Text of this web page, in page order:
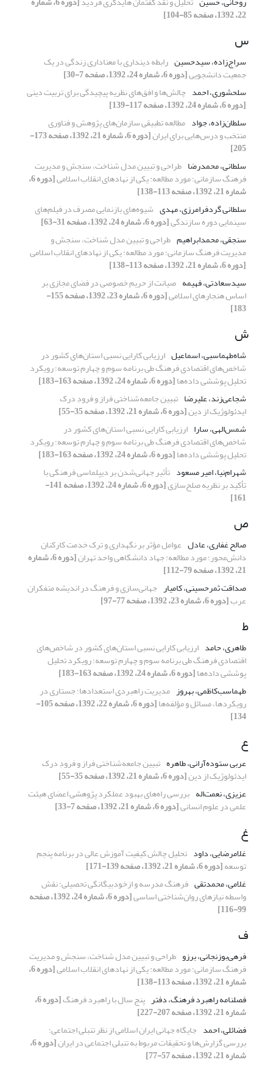
22، 1392، صفحه 85-104]
س
سراج‌زاده، سیدحسین رابطه دینداری با معناداری زندگی در یک
جمعیت دانشجویی[دوره 6، شماره 24، 1392، صفحه 7-30]
سلحشوری، احمد چالش‌ها و افق‌های نظریه پیچیدگی برای تربیت دینی
[دوره 6، شماره 24، 1392، صفحه 117-139]
سلطان‌زاده، جواد مطالعه تطبیقی سازمان‌های پژوهش و فناوری
منتخب و درس‌هایی برای ایران [دوره 6، شماره 21، 1392، صفحه 173-
205]
سلطانی، محمدرضا طراحی و تبیین مدل شناخت، سنجش و مدیریت
فرهنگ سازمانی؛ مورد مطالعه: یکی از نهادهای انقلاب اسلامی [دوره 6،
شماره 21، 1392، صفحه 113-138]
سلطانی گردفرامرزی، مهدی شیوه‌های بازنمایی مصرف در فیلم‌های
سینمایی دوره سازندگی[دوره 6، شماره 24، 1392، صفحه 31-63]
سنجقی، محمدابراهیم طراحی و تبیین مدل شناخت، سنجش و
مدیریت فرهنگ سازمانی؛ مورد مطالعه: یکی از نهادهای انقلاب اسلامی
[دوره 6، شماره 21، 1392، صفحه 113-138]
سیدسعادتی، فهیمه صیانت از حریم خصوصی در فضای مجازی بر
اساس هنجارهای اسلامی [دوره 6، شماره 23، 1392، صفحه 155-
183]
ش
شاه‌طهماسبی، اسماعیل ارزیابی کارایی نسبی استان‌های کشور در
شاخص‌های اقتصادی فرهنگ طی برنامه سوم و چهارم توسعه؛ رویکرد
تحلیل پوششی داده‌ها[دوره 6، شماره 24، 1392، صفحه 163-183]
شجاعی‌زند، علیرضا تبیین جامعه‌شناختی فراز و فرودِ درک
ایدئولوژیک از دین[دوره 6، شماره 21، 1392، صفحه 35-55]
شمس‌الهی، سارا ارزیابی کارایی نسبی استان‌های کشور در
شاخص‌های اقتصادی فرهنگ طی برنامه سوم و چهارم توسعه؛ رویکرد
تحلیل پوششی داده‌ها[دوره 6، شماره 24، 1392، صفحه 163-183]
شهرام‌نیا، امیر مسعود تأثیر جهانی‌شدن بر دیپلماسی فرهنگی با
تأکید بر نظریه صلح‌سازی [دوره 6، شماره 24، 1392، صفحه 141-
161]
ص
صالح غفاری، عادل عوامل مؤثر بر نگهداری و ترک خدمت کارکنان
دانش‌محور؛ مورد مطالعه: جهاد دانشگاهی واحد تهران [دوره 6، شماره
21، 1392، صفحه 79-112]
صداقت ثمرحسینی، کامیار جهانی‌سازی و فرهنگ در اندیشه متفکران
عرب[دوره 6، شماره 23، 1392، صفحه 77-97]
ط
طاهری، حامد ارزیابی کارایی نسبی استان‌های کشور در شاخص‌های
اقتصادی فرهنگ طی برنامه سوم و چهارم توسعه؛ رویکرد تحلیل
پوششی داده‌ها[دوره 6، شماره 24، 1392، صفحه 163-183]
طهماسب‌کاظمی، بهروز مدیریت راهبردی استعدادها؛ جستاری در
رویکردها، مسائل و مؤلفه‌ها [دوره 6، شماره 22، 1392، صفحه 105-
134]
ع
عربی ستوده‌آرانی، طاهره تبیین جامعه‌شناختی فراز و فرودِ درک
ایدئولوژیک از دین[دوره 6، شماره 21، 1392، صفحه 35-55]
عزیزی، نعمت‌اله بررسی راه‌های بهبود عملکرد پژوهشی اعضای هیئت
علمی در علوم انسانی[دوره 6، شماره 21، 1392، صفحه 7-33]
غ
غلامرضایی، داود تحلیل چالش کیفیت آموزش عالی در برنامه پنجم
توسعه[دوره 6، شماره 21، 1392، صفحه 139-171]
غلامی، محمدتقی فرهنگ مدرسه و ازخودبیگانگی تحصیلی؛ نقش
واسطه نیازهای روان‌شناختی اساسی [دوره 6، شماره 24، 1392، صفحه
99-116]
ف
فرهی‌بوزنجانی، برزو طراحی و تبیین مدل شناخت، سنجش و مدیریت
فرهنگ سازمانی؛ مورد مطالعه: یکی از نهادهای انقلاب اسلامی [دوره 6،
شماره 21، 1392، صفحه 113-138]
فصلنامه راهبرد فرهنگ، دفتر پنج سال با راهبرد فرهنگ [دوره 6،
شماره 21، 1392، صفحه 207-227]
فضائلی، احمد جایگاه جهانی ایران اسلامی از نظر تنبلی اجتماعی؛
بررسی گزارش‌ها و تحقیقات مربوط به تنبلی اجتماعی در ایران [دوره 6،
شماره 21، 1392، صفحه 57-77]